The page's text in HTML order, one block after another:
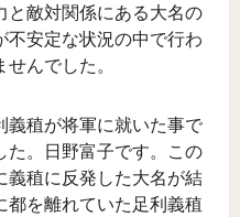
と敵対関係にある大名の
不安定な状況の中で行わ
んでした。
義稙が将軍に就いた事で
た。日野富子です。この
義稙に反発した大名が結
都を離れていた足利義稙